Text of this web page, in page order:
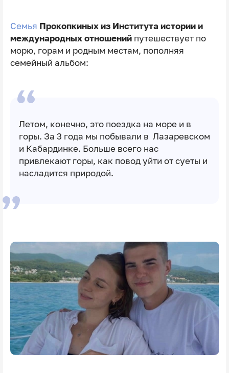
Семья Прокопкиных из Института истории и
международных отношений путешествует по
морю, горам и родным местам, пополняя
семейный альбом:
Летом, конечно, это поездка на море и в
горы. За 3 года мы побывали в Лазаревском
и Кабардинке. Больше всего нас
привлекают горы, как повод уйти от суеты и
насладится природой.